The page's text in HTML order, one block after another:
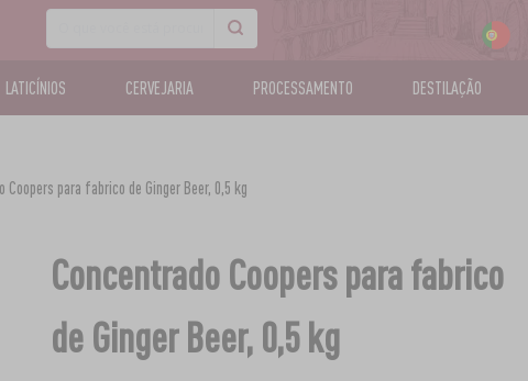
LATICÍNIOS CERVEJARIA PROCESSAMENTO DESTILAÇÃO
Coopers para fabrico de Ginger Beer, 0,5 kg
Concentrado Coopers para fabrico
de Ginger Beer, 0,5 kg